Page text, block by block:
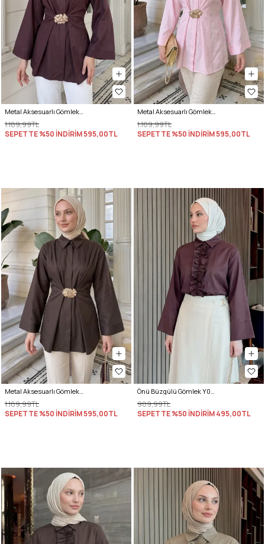
Metal Aksesuarlı Gömlek Y0142 - MÜRDÜM
1.189,99TL
SEPETTE %50 İNDİRİM595,00TL
Metal Aksesuarlı Gömlek Y0142 - PEMBE
1.189,99TL
SEPETTE %50 İNDİRİM595,00TL
Metal Aksesuarlı Gömlek Y0142 - A. KAHVE
1.189,99TL
SEPETTE %50 İNDİRİM595,00TL
Önü Büzgülü Gömlek Y0125 - MÜRDÜM
989,99TL
SEPETTE %50 İNDİRİM495,00TL